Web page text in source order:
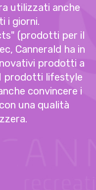
utilizzati anche
i giorni.
(prodotti per il
Cannerald ha in
prodotti a
I prodotti lifestyle
convincere i
una qualità